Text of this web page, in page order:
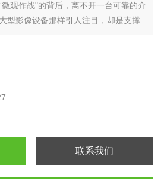
观作战"的背后，离不开一台可靠的介
型影像设备那样引人注目，却是支撑
联系我们